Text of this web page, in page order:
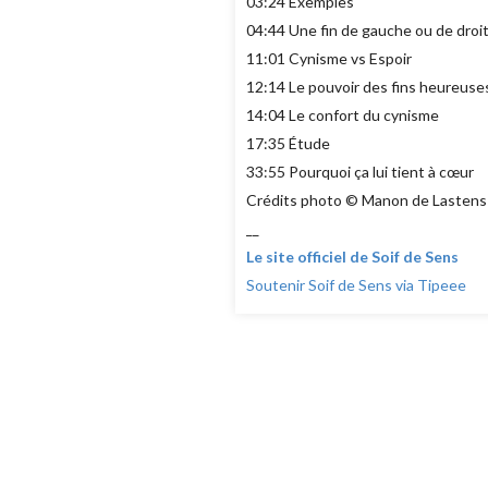
04:44 Une fin de gauche ou de
11:01 Cynisme vs Espoir
12:14 Le pouvoir des fins
14:04 Le confort du cynisme
17:35 Étude
33:55 Pourquoi ça lui tient à cœur
Crédits photo © Manon de Lastens
Le site officiel de Soif de Sens
Soutenir Soif de Sens via Tipeee